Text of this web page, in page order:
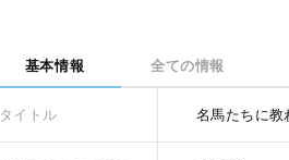
基本情報 全ての情報
タイトル 名馬たちに教